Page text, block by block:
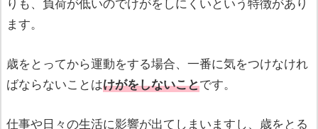
りも、負荷が低いのでけがをしにくいという特徴があり
ます。
歳をとってから運動をする場合、一番に気をつけなけれ
ばならないことはけがをしないことです。
仕事や日々の生活に影響が出てしまいますし、歳をとる